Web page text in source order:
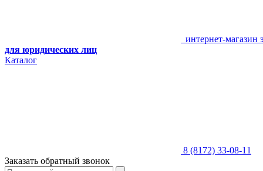
интернет-магазин
для юридических лиц
Каталог
8 (8172) 33-08-11
Заказать обратный звонок